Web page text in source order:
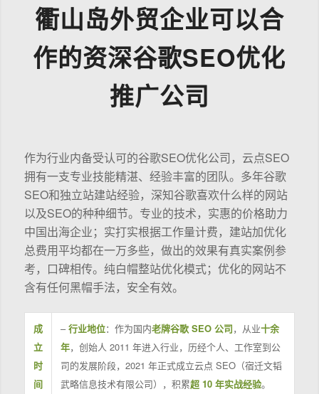
衢山岛外贸企业可以合
作的资深谷歌SEO优化
推广公司
作为行业内备受认可的谷歌SEO优化公司，云点SEO
拥有一支专业技能精湛、经验丰富的团队。多年谷歌
SEO和独立站建站经验，深知谷歌喜欢什么样的网站
以及SEO的种种细节。专业的技术，实惠的价格助力
中国出海企业；实打实根据工作量计费，建站加优化
总费用平均都在一万多些，做出的效果有真实案例参
考，口碑相传。纯白帽整站优化模式；优化的网站不
含有任何黑帽手法，安全有效。
成
立
时
间
–行业地位：作为国内老牌谷歌 SEO 公司，从业十余
年，创始人 2011 年进入行业，历经个人、工作室到公
司的发展阶段，2021 年正式成立云点 SEO（宿迁文韬
武略信息技术有限公司），积累超 10 年实战经验。